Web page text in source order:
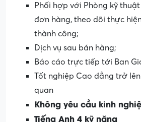
Phối hợp với Phòng kỹ
đơn hàng, theo dõi thực
thành công;
Dịch vụ sau bán hàng;
Báo cáo trực tiếp tới Ban
Tốt nghiệp Cao đẳng trở
quan
Không yêu cầu kinh
Tiếng Anh 4 kỹ năng